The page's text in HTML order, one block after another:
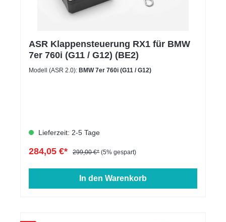
ASR Klappensteuerung RX1 für BMW
7er 760i (G11 / G12) (BE2)
Modell (ASR 2.0): BMW 7er 760i (G11 / G12)
Lieferzeit: 2-5 Tage
284,05 €* 299,00 €* (5% gespart)
In den Warenkorb